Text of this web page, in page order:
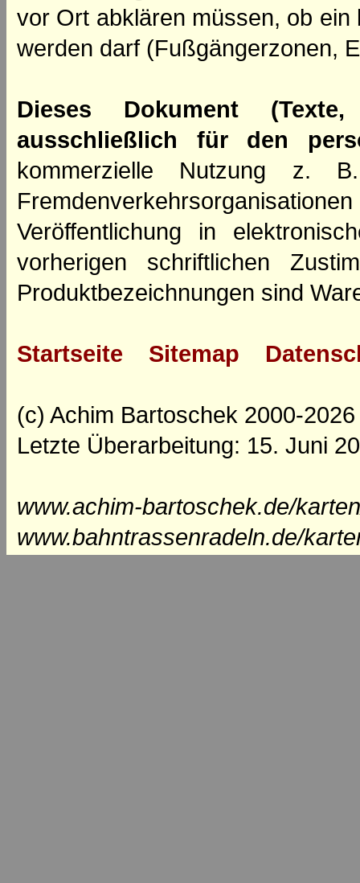
vor Ort abklären müssen, ob
werden darf (Fußgängerzonen,
Dieses Dokument
ausschließlich für den
kommerzielle Nutzung z.
Veröffentlichung in
vorherigen schriftlichen
Produktbezeichnungen sind
Startseite Sitemap
(c) Achim Bartoschek 2000-2026
Letzte Überarbeitung: 15. Juni
www.achim-bartoschek.de/
www.bahntrassenradeln.de/